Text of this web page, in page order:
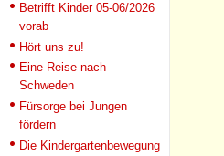
Betrifft Kinder 05-06/2026
vorab
Hört uns zu!
Eine Reise nach
Schweden
Fürsorge bei Jungen
fördern
Die Kindergartenbewegung